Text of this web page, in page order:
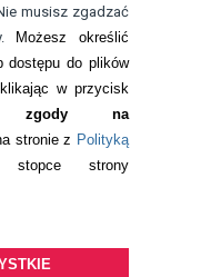
musisz zgadzać
Możesz określić
dostępu do plików
w przycisk
zgody na
stronie z Polityką
strony
kontaktowe i płyny